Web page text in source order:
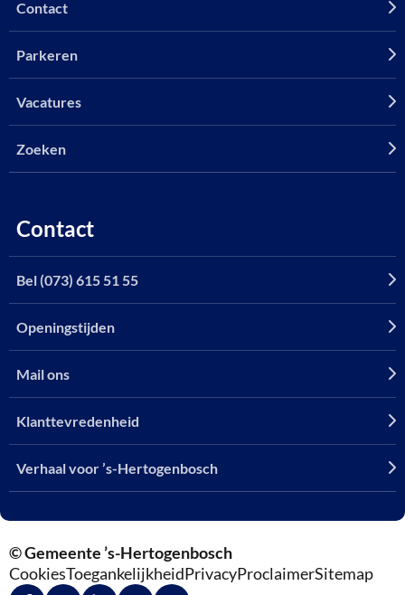
Contact
Parkeren
Vacatures
Zoeken
Contact
Bel (073) 615 51 55
Openingstijden
Mail ons
Klanttevredenheid
Verhaal voor ’s-Hertogenbosch
© Gemeente ’s-Hertogenbosch
CookiesToegankelijkheidPrivacyProclaimerSitemap